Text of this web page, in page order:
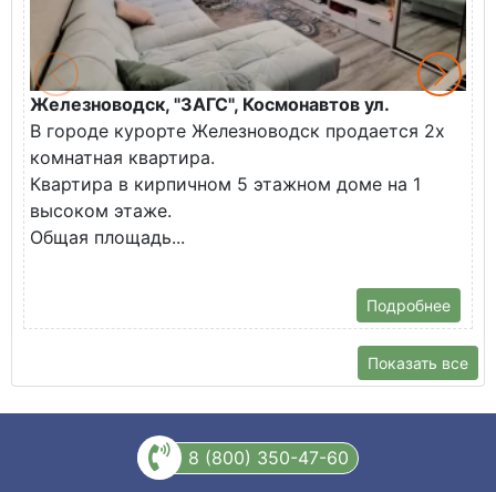
Железноводск, "ЗАГС", Космонавтов ул.
В городе курорте Железноводск продается 2х
комнатная квартира.
Квартира в кирпичном 5 этажном доме на 1
высоком этаже.
Общая площадь...
Подробнее
Показать все
8 (800) 350-47-60